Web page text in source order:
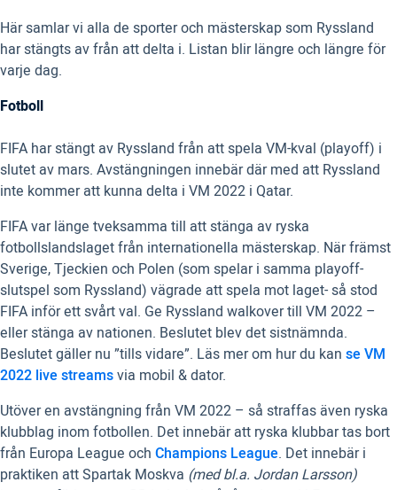
Här samlar vi alla de sporter och mästerskap som Ryssland
har stängts av från att delta i. Listan blir längre och längre för
varje dag.
Fotboll
FIFA har stängt av Ryssland från att spela VM-kval (playoff) i
slutet av mars. Avstängningen innebär där med att Ryssland
inte kommer att kunna delta i VM 2022 i Qatar.
FIFA var länge tveksamma till att stänga av ryska
fotbollslandslaget från internationella mästerskap. När främst
Sverige, Tjeckien och Polen (som spelar i samma playoff-
slutspel som Ryssland) vägrade att spela mot laget- så stod
FIFA inför ett svårt val. Ge Ryssland walkover till VM 2022 –
eller stänga av nationen. Beslutet blev det sistnämnda.
Beslutet gäller nu ”tills vidare”. Läs mer om hur du kan se VM
2022 live streamsvia mobil & dator.
Utöver en avstängning från VM 2022 – så straffas även ryska
klubblag inom fotbollen. Det innebär att ryska klubbar tas bort
från Europa League och Champions League. Det innebär i
praktiken att Spartak Moskva (med bl.a. Jordan Larsson)